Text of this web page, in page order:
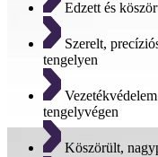
Edzett és
Szerelt,
tengelyen
tengelyvégen
Köszörült,